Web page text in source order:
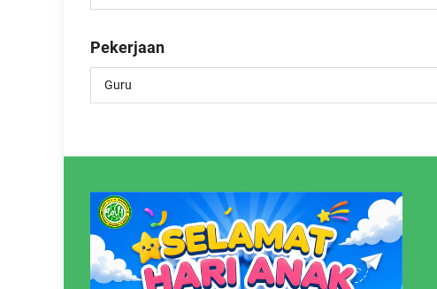
Pekerjaan
Guru